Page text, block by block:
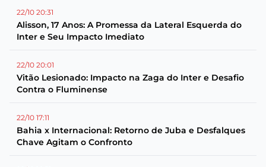
22/10 20:31
Alisson, 17 Anos: A Promessa da Lateral Esquerda do
Inter e Seu Impacto Imediato
22/10 20:01
Vitão Lesionado: Impacto na Zaga do Inter e Desafio
Contra o Fluminense
22/10 17:11
Bahia x Internacional: Retorno de Juba e Desfalques
Chave Agitam o Confronto